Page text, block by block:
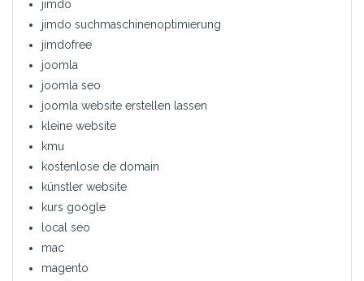
jimdo
jimdo suchmaschinenoptimierung
jimdofree
joomla
joomla seo
joomla website erstellen lassen
kleine website
kmu
kostenlose de domain
künstler website
kurs google
local seo
mac
magento